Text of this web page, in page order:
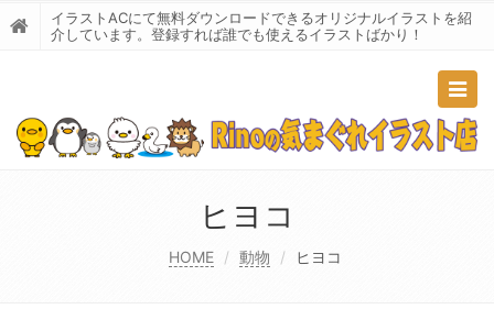
イラストACにて無料ダウンロードできるオリジナルイラストを紹
介しています。登録すれば誰でも使えるイラストばかり！
ヒヨコ
HOME 動物 ヒヨコ